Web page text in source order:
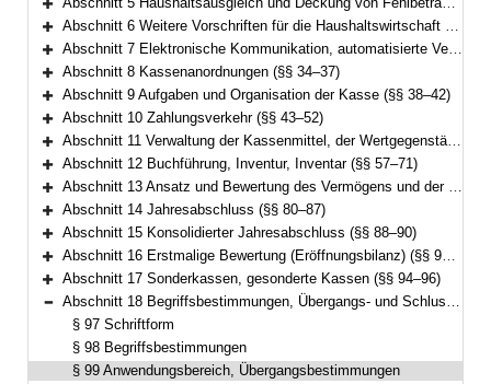
Bereich erweitern
Bereich erweitern
Abschnitt 6 Weitere Vorschriften für die Haushaltswirtschaft (§§ 25–32)
Bereich erweitern
Abschnitt 7 Elektronische Kommunikation, automatisierte Verfahren (§ 33)
Bereich erweitern
Abschnitt 8 Kassenanordnungen (§§ 34–37)
Bereich erweitern
Abschnitt 9 Aufgaben und Organisation der Kasse (§§ 38–42)
Bereich erweitern
Abschnitt 10 Zahlungsverkehr (§§ 43–52)
Bereich erweitern
Abschnitt 11 Verwaltung der Kassenmittel, der Wertgegenstände und anderer Gegenstände (§§ 53–56)
Bereich erweitern
Abschnitt 12 Buchführung, Inventur, Inventar (§§ 57–71)
Bereich erweitern
Abschnitt 13 Ansatz und Bewertung des Vermögens und der Schulden (§§ 72–79)
Bereich erweitern
Abschnitt 14 Jahresabschluss (§§ 80–87)
Bereich erweitern
Abschnitt 15 Konsolidierter Jahresabschluss (§§ 88–90)
Bereich erweitern
Abschnitt 16 Erstmalige Bewertung (Eröffnungsbilanz) (§§ 91–93)
Bereich erweitern
Abschnitt 17 Sonderkassen, gesonderte Kassen (§§ 94–96)
Bereich reduzieren
Abschnitt 18 Begriffsbestimmungen, Übergangs- und Schlussvorschriften (§§ 97–100)
§ 97 Schriftform
§ 98 Begriffsbestimmungen
§ 99 Anwendungsbereich, Übergangsbestimmungen